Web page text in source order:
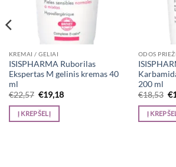
KREMAI / GELIAI
ISISPHARMA Ruborilas
Ekspertas M gelinis kremas 40
ml
€22,57 Original
price
was:
€22,57.
€19,18Current
Į KREPŠELĮ
ODOS
200 ml
€18,53 €
Į